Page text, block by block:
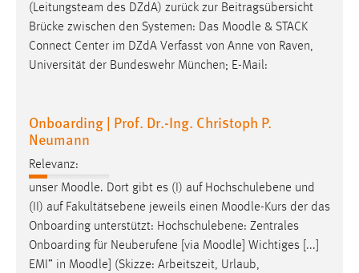
(Leitungsteam des DZdA) zurück zur Beitragsübersicht
Brücke zwischen den Systemen: Das Moodle & STACK
Connect Center im DZdA Verfasst von Anne von Raven,
Universität der Bundeswehr München; E-Mail:
Onboarding | Prof. Dr.-Ing. Christoph P.
Neumann
Relevanz:
unser Moodle. Dort gibt es (I) auf Hochschulebene und
(II) auf Fakultätsebene jeweils einen Moodle-Kurs der das
Onboarding unterstützt: Hochschulebene: Zentrales
Onboarding für Neuberufene [via Moodle ] Wichtiges [...]
EMI” in Moodle ] (Skizze: Arbeitszeit, Urlaub,